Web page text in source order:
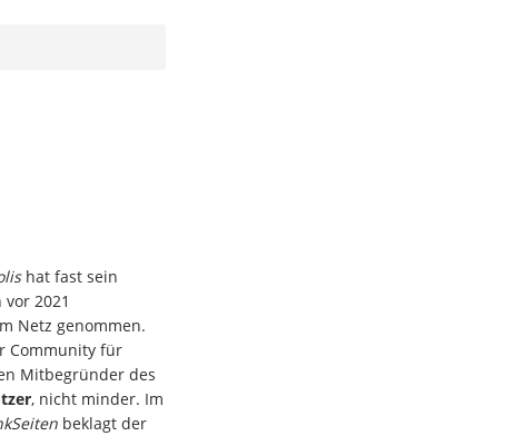
hat fast sein
2021
Netz genommen.
Community für
Mitbegründer des
, nicht minder. Im
beklagt der